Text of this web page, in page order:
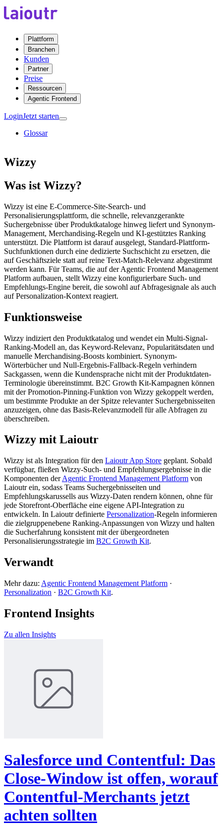
Plattform
Branchen
Kunden
Partner
Preise
Ressourcen
Agentic Frontend
LoginJetzt starten
Glossar
Wizzy
Was ist Wizzy?
Wizzy ist eine E-Commerce-Site-Search- und
Personalisierungsplattform, die schnelle, relevanzgerankte
Suchergebnisse über Produktkataloge hinweg liefert und Synonym-
Management, Merchandising-Regeln und KI-gestütztes Ranking
unterstützt. Die Plattform ist darauf ausgelegt, Standard-Plattform-
Suchfunktionen durch eine dedizierte Suchschicht zu ersetzen, die
auf Geschäftsziele statt auf reine Text-Match-Relevanz abgestimmt
werden kann. Für Teams, die auf der Agentic Frontend Management
Platform aufbauen, stellt Wizzy eine konfigurierbare Such- und
Empfehlungs-Engine bereit, die sowohl auf Abfragesignale als auch
auf Personalization-Kontext reagiert.
Funktionsweise
Wizzy indiziert den Produktkatalog und wendet ein Multi-Signal-
Ranking-Modell an, das Keyword-Relevanz, Popularitätsdaten und
manuelle Merchandising-Boosts kombiniert. Synonym-
Wörterbücher und Null-Ergebnis-Fallback-Regeln verhindern
Sackgassen, wenn die Kundensprache nicht mit der Produktdaten-
Terminologie übereinstimmt. B2C Growth Kit-Kampagnen können
mit der Promotion-Pinning-Funktion von Wizzy gekoppelt werden,
um bestimmte Produkte an der Spitze relevanter Suchergebnisseiten
anzuzeigen, ohne das Basis-Relevanzmodell für alle Abfragen zu
überschreiben.
Wizzy mit Laioutr
Wizzy ist als Integration für den Laioutr App Store geplant. Sobald
verfügbar, fließen Wizzy-Such- und Empfehlungsergebnisse in die
Komponenten derAgentic Frontend Management Platform von
Laioutr ein, sodass Teams Suchergebnisseiten und
Empfehlungskarussells aus Wizzy-Daten rendern können, ohne für
jede Storefront-Oberfläche eine eigene API-Integration zu
entwickeln. In Laioutr definierte Personalization-Regeln informieren
die zielgruppenebene Ranking-Anpassungen von Wizzy und halten
die Sucherfahrung konsistent mit der übergeordneten
Personalisierungsstrategie im B2C Growth Kit.
Verwandt
Mehr dazu: Agentic Frontend Management Platform ·
Personalization · B2C Growth Kit.
Frontend Insights
Zu allen Insights
Salesforce und Contentful: Das
Close-Window ist offen, worauf
Contentful-Merchants jetzt
achten sollten